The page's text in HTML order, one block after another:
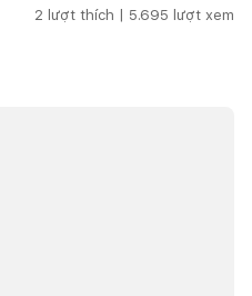
2 lượt thích | 5.695 lượt xem